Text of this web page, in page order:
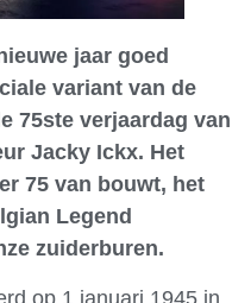
jaar goed
variant van de
75ste verjaardag van
Jacky Ickx. Het
75 van bouwt, het
Legend
zuiderburen.
op 1 januari 1945 in